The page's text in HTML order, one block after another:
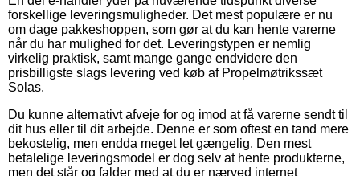
forskellige leveringsmuligheder. Det mest populære er nu
om dage pakkeshoppen, som gør at du kan hente varerne
når du har mulighed for det. Leveringstypen er nemlig
virkelig praktisk, samt mange gange endvidere den
prisbilligste slags levering ved køb af Propelmøtrikssæt
Solas.
Du kunne alternativt afveje for og imod at få varerne sendt til
dit hus eller til dit arbejde. Denne er som oftest en tand mere
bekostelig, men endda meget let gængelig. Den mest
betalelige leveringsmodel er dog selv at hente produkterne,
men det står og falder med at du er nærved internet